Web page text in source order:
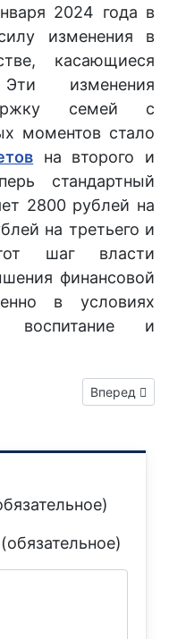
2024 года в
изменения в
касающиеся
изменения
семей с
моментов стало
на второго и
стандартный
2800 рублей на
на третьего и
шаг власти
финансовой
в условиях
воспитание и
приехали в
Следующий:
Вперед